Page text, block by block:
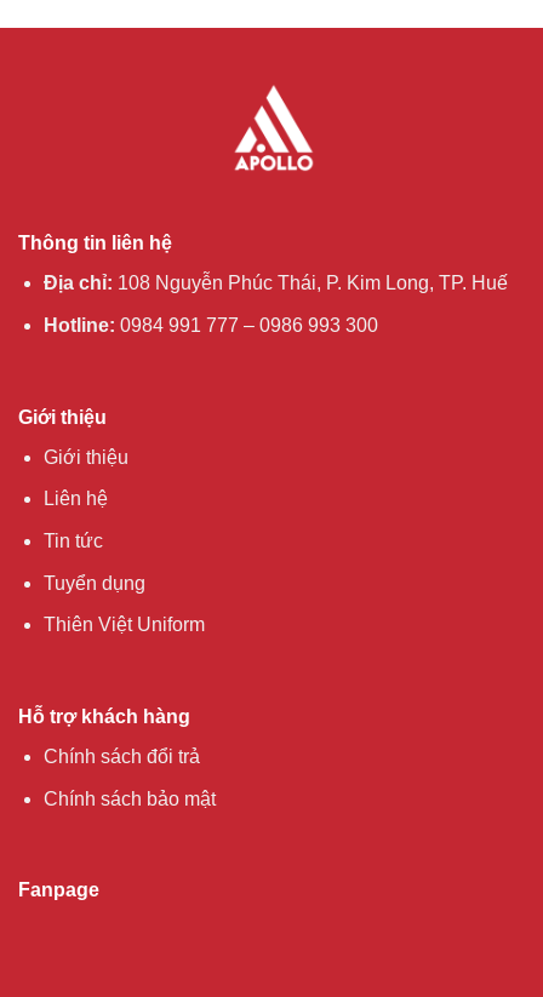
Thông tin liên hệ
Địa chỉ: 108 Nguyễn Phúc Thái, P. Kim Long, TP. Huế
Hotline: 0984 991 777 – 0986 993 300
Giới thiệu
Giới thiệu
Liên hệ
Tin tức
Tuyển dụng
Thiên Việt Uniform
Hỗ trợ khách hàng
Chính sách đổi trả
Chính sách bảo mật
Fanpage